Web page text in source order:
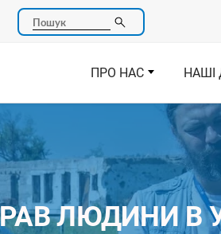
Пошук
ПРО НАС НАШІ
ЛЮДИНИ В